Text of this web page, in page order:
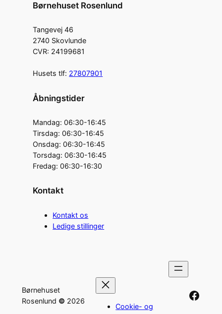
Børnehuset Rosenlund
Tangevej 46
2740 Skovlunde
CVR: 24199681
Husets tlf: 27807901
Åbningstider
Mandag: 06:30-16:45
Tirsdag: 06:30-16:45
Onsdag: 06:30-16:45
Torsdag: 06:30-16:45
Fredag: 06:30-16:30
Kontakt
Kontakt os
Ledige stillinger
Børnehuset
Rosenlund © 2026
Cookie- og
link til Børnehuset Rosenlunds facebook side